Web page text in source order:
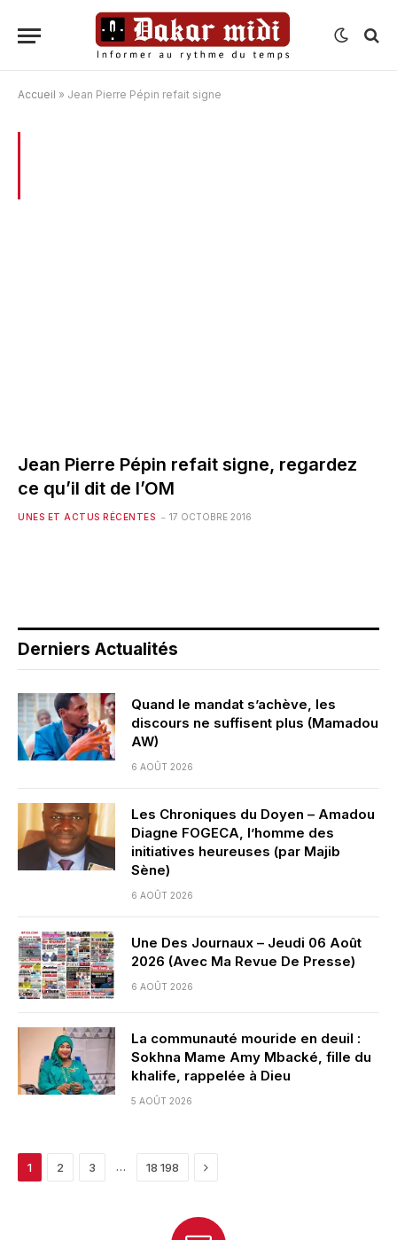
Accueil » Jean Pierre Pépin refait signe
Jean Pierre Pépin refait signe, regardez
ce qu’il dit de l’OM
UNES ET ACTUS RÉCENTES 17 OCTOBRE 2016
Derniers Actualités
Quand le mandat s’achève, les
discours ne suffisent plus (Mamadou
AW)
6 AOÛT 2026
Les Chroniques du Doyen – Amadou
Diagne FOGECA, l’homme des
initiatives heureuses (par Majib
Sène)
6 AOÛT 2026
Une Des Journaux – Jeudi 06 Août
2026 (Avec Ma Revue De Presse)
6 AOÛT 2026
La communauté mouride en deuil :
Sokhna Mame Amy Mbacké, fille du
khalife, rappelée à Dieu
5 AOÛT 2026
1 2 3 … 18 198 Next